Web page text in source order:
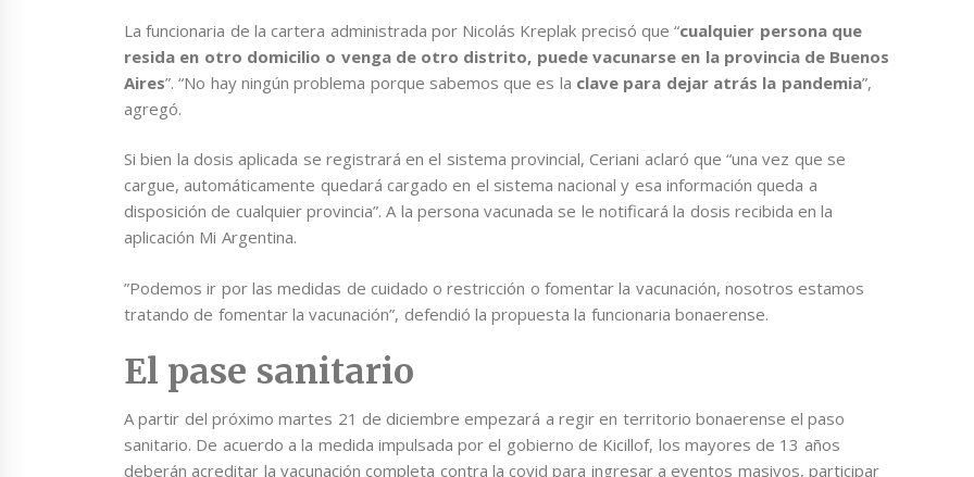
La funcionaria de la cartera administrada por Nicolás Kreplak precisó que “cualquier persona que
resida en otro domicilio o venga de otro distrito, puede vacunarse en la provincia de Buenos
Aires”. “No hay ningún problema porque sabemos que es la clave para dejar atrás la pandemia”,
agregó.
Si bien la dosis aplicada se registrará en el sistema provincial, Ceriani aclaró que “una vez que se
cargue, automáticamente quedará cargado en el sistema nacional y esa información queda a
disposición de cualquier provincia”. A la persona vacunada se le notificará la dosis recibida en la
aplicación Mi Argentina.
”Podemos ir por las medidas de cuidado o restricción o fomentar la vacunación, nosotros estamos
tratando de fomentar la vacunación”, defendió la propuesta la funcionaria bonaerense.
El pase sanitario
A partir del próximo martes 21 de diciembre empezará a regir en territorio bonaerense el paso
sanitario. De acuerdo a la medida impulsada por el gobierno de Kicillof, los mayores de 13 años
deberán acreditar la vacunación completa contra la covid para ingresar a eventos masivos, participar